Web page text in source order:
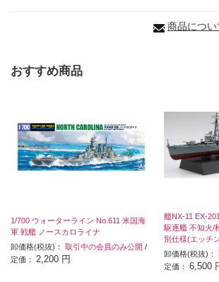
商品につ
おすすめ商品
1/700 ウォーターライン No.611 米国海
軍 戦艦 ノースカロライナ
卸価格(税抜)： 取引中の会員のみ公開 /
定価： 2,200 円
艦NX-11 EX-
駆逐艦 不知火/
別仕様(エッチ
卸価格(税抜)：
定価：6,500